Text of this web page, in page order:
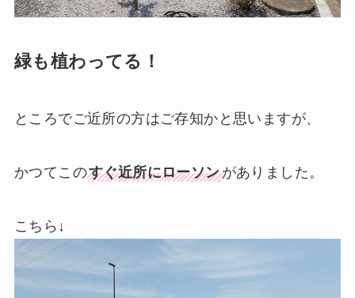
緑も植わってる！
ところでご近所の方はご存知かと思いますが、
かつてこのすぐ近所にローソンがありました。
こちら↓